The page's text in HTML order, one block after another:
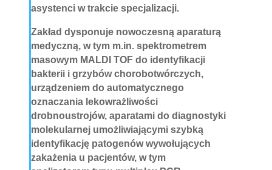
asystenci w trakcie specjalizacji.
Zakład dysponuje nowoczesną aparaturą
medyczną, w tym m.in. spektrometrem
masowym MALDI TOF do identyfikacji
bakterii i grzybów chorobotwórczych,
urządzeniem do automatycznego
oznaczania lekowrażliwości
drobnoustrojów, aparatami do diagnostyki
molekularnej umożliwiającymi szybką
identyfikację patogenów wywołujących
zakażenia u pacjentów, w tym